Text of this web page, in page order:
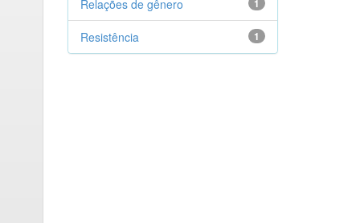
1
Relações de gênero
1
Resistência